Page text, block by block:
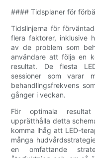
#### Tidsplaner för
Tidslinjerna för
flera faktorer, inklusive
av de problem som
användare att följa en
resultat. De flesta
sessioner som varar
behandlingsfrekvens
gånger i veckan.
För optimala
upprätthålla detta
komma ihåg att LED-
många
en omfattande